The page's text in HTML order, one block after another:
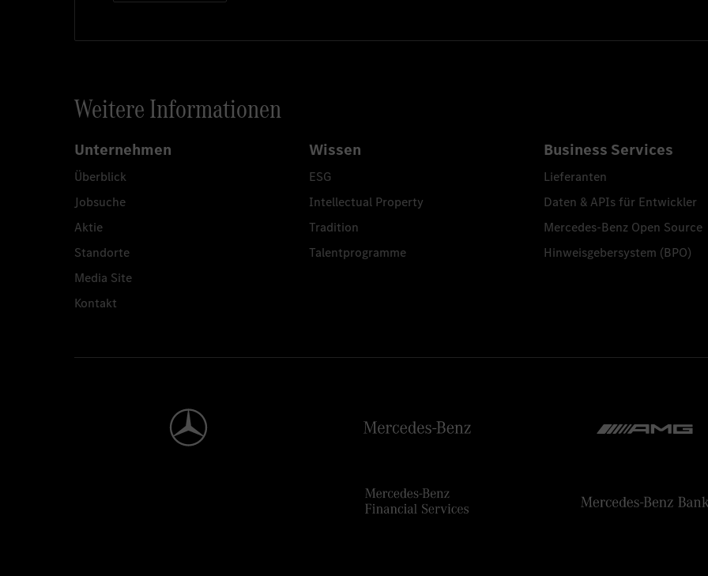
Weitere Informationen
Unternehmen
Überblick
Jobsuche
Aktie
Standorte
Media Site
Kontakt
Wissen
ESG
Intellectual Property
Tradition
Talentprogramme
Business Services
Lieferanten
Daten & APIs für Entwickler
Mercedes-Benz Open Source
Hinweisgebersystem (BPO)